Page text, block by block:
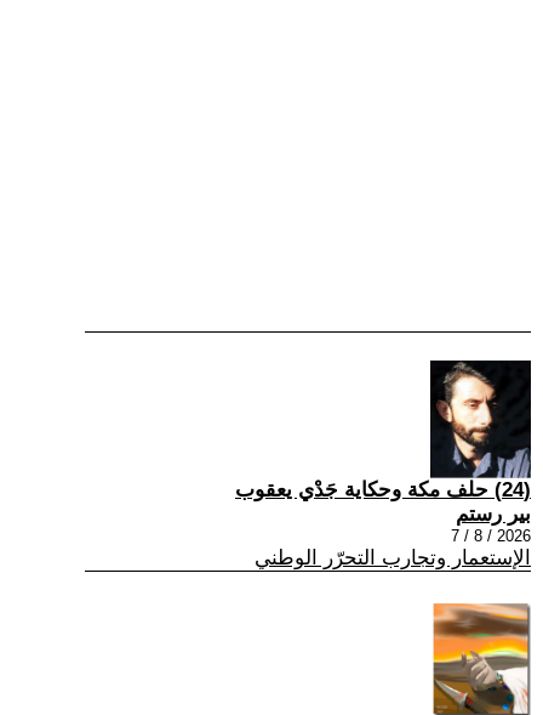
(24) حلف مكة وحكاية جَدْي يعقوب
بير رستم
2026 / 8 / 7
الإستعمار وتجارب التحرّر الوطني